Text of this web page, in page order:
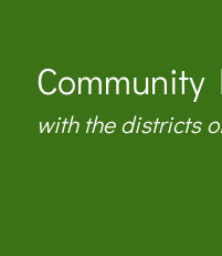
Community
with the districts